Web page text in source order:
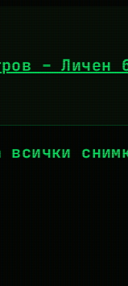
– Личен
всички